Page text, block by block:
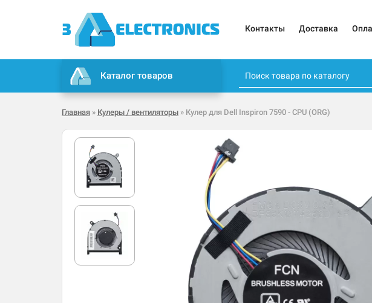
Контакты Доставка
Каталог товаров
Главная » Кулеры / вентиляторы » Кулер для Dell Inspiron 7590 - CPU (ORG)